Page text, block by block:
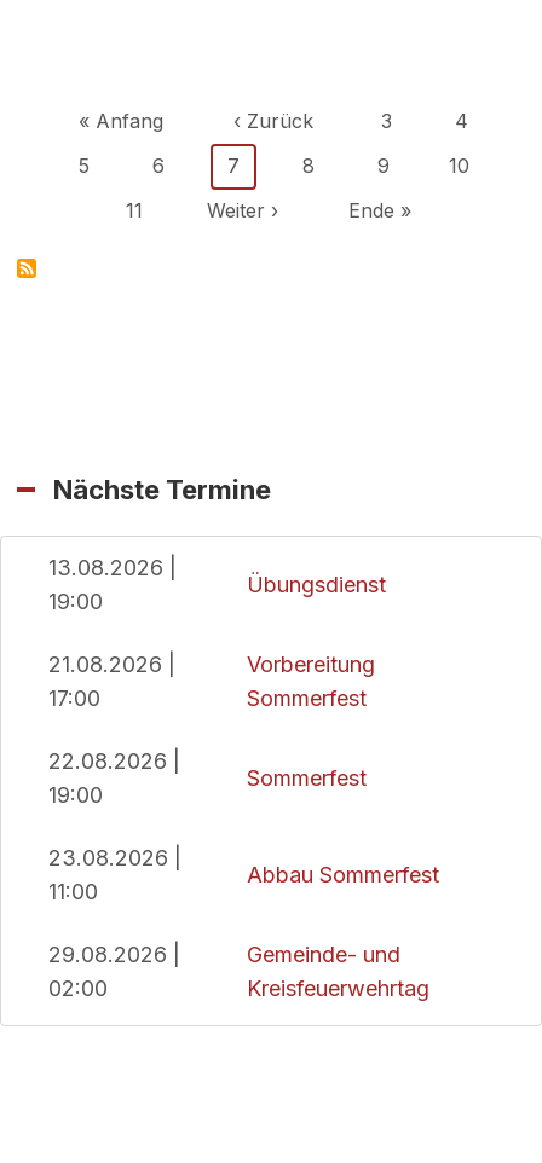
Seitennummerierung
Erste Seite
« Anfang Vorherige Seite
‹ Zurück Seite
3 Seite
4
Seite
5 Seite
6 Aktuelle Seite
7 Seite
8 Seite
9 Seite
10
Seite
11 Nächste Seite
Weiter › Letzte Seite
Ende »
Nächste Termine
13.08.2026 |
19:00
Übungsdienst
21.08.2026 |
17:00
Vorbereitung
Sommerfest
22.08.2026 |
19:00
Sommerfest
23.08.2026 |
11:00
Abbau Sommerfest
29.08.2026 |
02:00
Gemeinde- und
Kreisfeuerwehrtag